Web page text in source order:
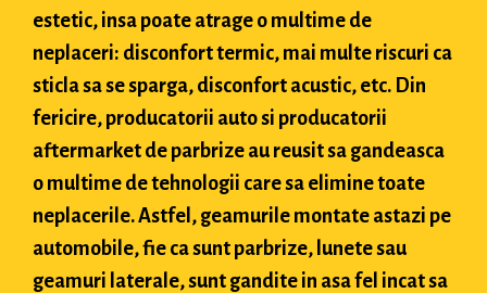
estetic, insa poate atrage o multime de
neplaceri: disconfort termic, mai multe riscuri ca
sticla sa se sparga, disconfort acustic, etc. Din
fericire, producatorii auto si producatorii
aftermarket de parbrize au reusit sa gandeasca
o multime de tehnologii care sa elimine toate
neplacerile. Astfel, geamurile montate astazi pe
automobile, fie ca sunt parbrize, lunete sau
geamuri laterale, sunt gandite in asa fel incat sa